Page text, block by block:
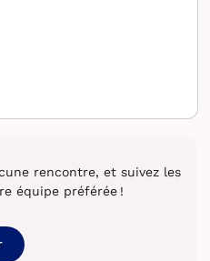
rencontre, et suivez les
équipe préférée !